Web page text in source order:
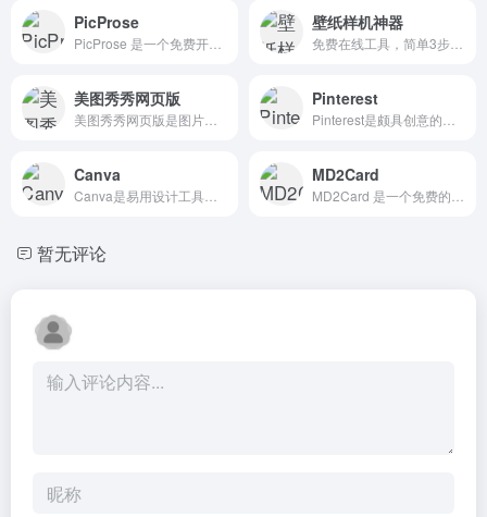
PicProse 壁纸样机神器
美图秀秀网页版 Pinterest
Canva MD2Card
暂无评论